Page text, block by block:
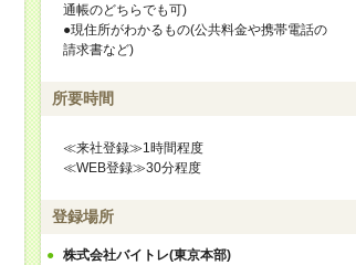
通帳のどちらでも可)
●現住所がわかるもの(公共料金や携帯電話の
請求書など)
所要時間
≪来社登録≫1時間程度
≪WEB登録≫30分程度
登録場所
株式会社バイトレ(東京本部)